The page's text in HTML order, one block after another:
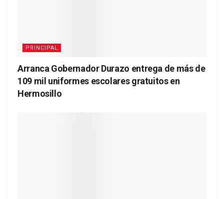
PRINCIPAL
Arranca Gobernador Durazo entrega de más de
109 mil uniformes escolares gratuitos en
Hermosillo